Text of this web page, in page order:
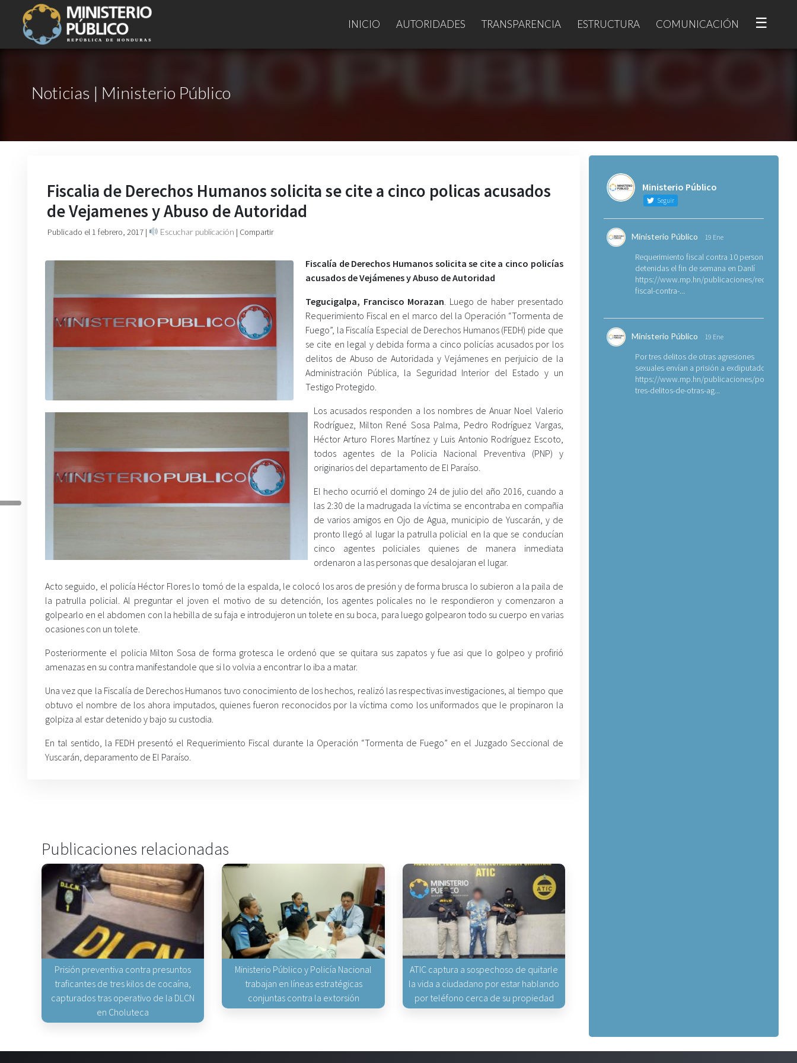
INICIO AUTORIDADES TRANSPARENCIA ESTRUCTURA COMUNICACIÓN ☰
Noticias | Ministerio Público
Fiscalia de Derechos Humanos solicita se cite a cinco policas acusados
de Vejamenes y Abuso de Autoridad
Publicado el 1 febrero, 2017 | Escuchar publicación | Compartir
Fiscalía de Derechos Humanos solicita se cite a cinco policías
acusados de Vejámenes y Abuso de Autoridad
Tegucigalpa, Francisco Morazan. Luego de haber presentado
Requerimiento Fiscal en el marco del la Operación “Tormenta de
Fuego”, la Fiscalía Especial de Derechos Humanos (FEDH) pide que
se cite en legal y debida forma a cinco policías acusados por los
delitos de Abuso de Autoridada y Vejámenes en perjuicio de la
Administración Pública, la Seguridad Interior del Estado y un
Testigo Protegido.
Los acusados responden a los nombres de Anuar Noel Valerio
Rodríguez, Milton René Sosa Palma, Pedro Rodríguez Vargas,
Héctor Arturo Flores Martínez y Luis Antonio Rodríguez Escoto,
todos agentes de la Policia Nacional Preventiva (PNP) y
originarios del departamento de El Paraíso.
El hecho ocurrió el domingo 24 de julio del año 2016, cuando a
las 2:30 de la madrugada la víctima se encontraba en compañia
de varios amigos en Ojo de Agua, municipio de Yuscarán, y de
pronto llegó al lugar la patrulla policial en la que se conducían
cinco agentes policiales quienes de manera inmediata
ordenaron a las personas que desalojaran el lugar.
Acto seguido, el policía Héctor Flores lo tomó de la espalda, le colocó los aros de presión y de forma brusca lo subieron a la paila de
la patrulla policial. Al preguntar el joven el motivo de su detención, los agentes policales no le respondieron y comenzaron a
golpearlo en el abdomen con la hebilla de su faja e introdujeron un tolete en su boca, para luego golpearon todo su cuerpo en varias
ocasiones con un tolete.
Posteriormente el policia Milton Sosa de forma grotesca le ordenó que se quitara sus zapatos y fue asi que lo golpeo y profirió
amenazas en su contra manifestandole que si lo volvia a encontrar lo iba a matar.
Una vez que la Fiscalía de Derechos Humanos tuvo conocimiento de los hechos, realizó las respectivas investigaciones, al tiempo que
obtuvo el nombre de los ahora imputados, quienes fueron reconocidos por la víctima como los uniformados que le propinaron la
golpiza al estar detenido y bajo su custodia.
En tal sentido, la FEDH presentó el Requerimiento Fiscal durante la Operación “Tormenta de Fuego” en el Juzgado Seccional de
Yuscarán, deparamento de El Paraíso.
Publicaciones relacionadas
Prisión preventiva contra presuntos
traficantes de tres kilos de cocaína,
capturados tras operativo de la DLCN
en Choluteca
Ministerio Público y Policía Nacional
trabajan en líneas estratégicas
conjuntas contra la extorsión
ATIC captura a sospechoso de quitarle
la vida a ciudadano por estar hablando
por teléfono cerca de su propiedad
Ministerio Público
Seguir
Ministerio Público 19 Ene
Requerimiento fiscal contra 10 personas
detenidas el fin de semana en Danlí
https://www.mp.hn/publicaciones/
fiscal-contra-...
Ministerio Público 19 Ene
Por tres delitos de otras agresiones
sexuales envían a prisión a exdiputado
https://www.mp.hn/publicaciones/por-
tres-delitos-de-otras-ag...